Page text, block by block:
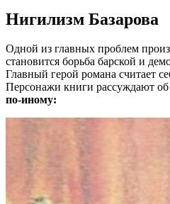
Нигилизм Базарова
Одной из главных проблем
становится борьба барской и
Главный герой романа считает
Персонажи книги рассуждают
по-иному: